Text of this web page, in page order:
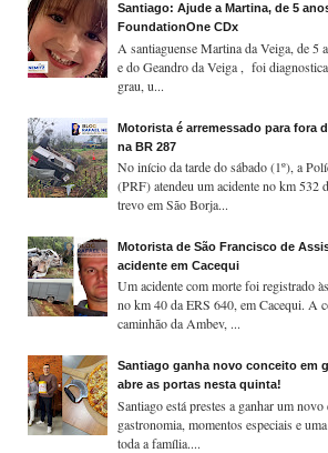
Santiago: Ajude a Martina, de 5
FoundationOne CDx
A santiaguense Martina da Veiga, de
e do Geandro da Veiga , foi
grau, u...
Motorista é arremessado para fora
na BR 287
No início da tarde do sábado (1º), a
(PRF) atendeu um acidente no km 532
trevo em São Borja...
Motorista de São Francisco de
acidente em Cacequi
Um acidente com morte foi registrado
no km 40 da ERS 640, em Cacequi. A
caminhão da Ambev, ...
Santiago ganha novo conceito em
abre as portas nesta quinta!
Santiago está prestes a ganhar um
gastronomia, momentos especiais e
toda a família....